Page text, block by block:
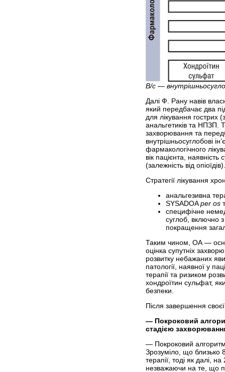
В/с —
Далі Ф. Рану навів
який передбачає два
для лікування гострих
анальгетиків та НПЗП.
захворювання та
внутрішньосуглобові
фармакологічного
вік пацієнта,
(залежність від опіоїдів).
Стратегії лікування
анальгезивна
SYSADOAper os
специфічне
суглоб, включно
покращення
Таким чином, ОА —
оцінка супутніх
розвитку небажаних
патології, наявної у
терапії та ризиком
хондроїтин сульфат,
безпеки.
Після завершення
― Покроковий
стадією
— Покроковий алгоритм
Зрозуміло, що близько
терапії, тоді як далі,
незважаючи на те, що